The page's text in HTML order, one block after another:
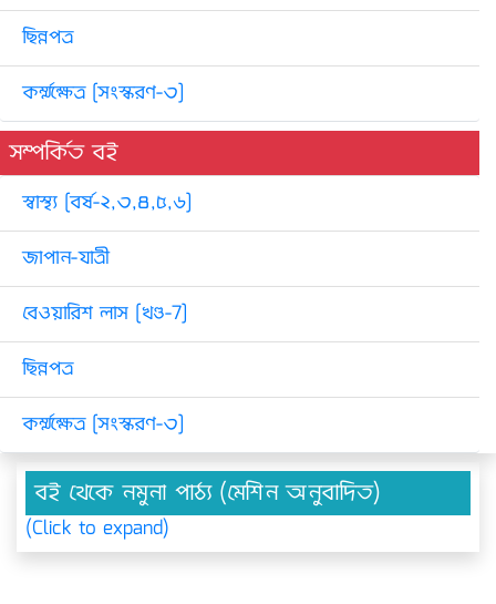
ছিন্নপত্র
কর্ম্মক্ষেত্ৰ [সংস্করণ-৩]
সম্পর্কিত বই
স্বাস্থ্য [বর্ষ-২,৩,৪,৫,৬]
জাপান-যাত্রী
বেওয়ারিশ লাস [খণ্ড-7]
ছিন্নপত্র
কর্ম্মক্ষেত্ৰ [সংস্করণ-৩]
বই থেকে নমুনা পাঠ্য (মেশিন অনুবাদিত)
(Click to expand)